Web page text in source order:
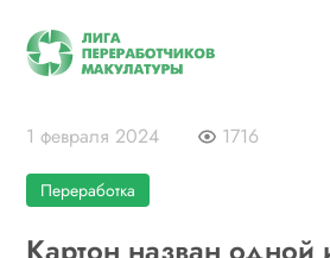
1 февраля 2024 1716
Переработка